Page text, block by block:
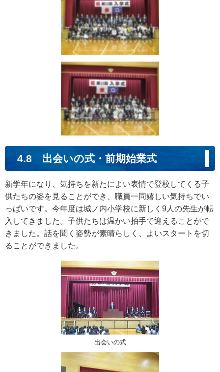
4.8 出会いの式・前期始業式
新学年になり、気持ちを新たによい表情で登校してくる子
供たちの姿を見ることができ、職員一同嬉しい気持ちでい
っぱいです。今年度は城ノ内小学校に新しく9人の先生が転
入してきました。子供たちは温かい拍手で迎えることがで
きました。話を聞く姿勢が素晴らしく、よいスタートを切
ることができました。
出会いの式